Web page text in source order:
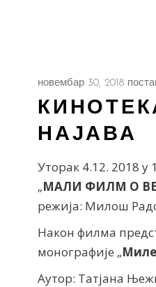
новембар 30, 2018
НАЈАВА
Уторак 4.12. 2018 у
„МАЛИ ФИЛМ О
режија: Милош
Након филма
монографије „
Аутор: Татјана